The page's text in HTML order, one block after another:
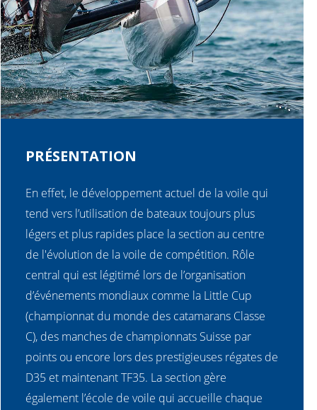
PRÉSENTATION
En effet, le développement actuel de la voile qui
tend vers l’utilisation de bateaux toujours plus
légers et plus rapides place la section au centre
de l'évolution de la voile de compétition. Rôle
central qui est légitimé lors de l’organisation
d’événements mondiaux comme la Little Cup
(championnat du monde des catamarans Classe
C), des manches de championnats Suisse par
points ou encore lors des prestigieuses régates de
D35 et maintenant TF35. La section gère
également l’école de voile qui accueille chaque